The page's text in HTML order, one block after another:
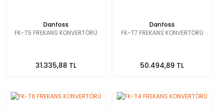
Danfoss
FK-T5 FREKANS KONVERTÖRÜ
31.335,88 TL
Danfoss
FK-T7 FREKANS KONVERTÖRÜ
50.494,89 TL